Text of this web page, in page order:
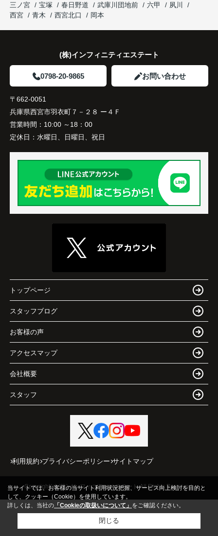
三ノ宮
宝塚 春日野道 武庫川団地前 六甲
夙川
西宮
青木 西宮北口 岡本
(株)インフィニティエステート
0798-20-9865 お問い合わせ
〒662-0051
兵庫県西宮市羽衣町７－２８ ー４Ｆ
営業時間： 10:00 ～18：00
定休日： 水曜日、日曜日、祝日
トップページ
スタッフブログ
お客様の声
アクセスマップ
会社概要
スタッフ
利用規約 プライバシーポリシー サイトマップ
Copyright(c) (株)インフィニティエステート All Rights Reserved.
当サイトでは、お客様の当サイト利用状況把握、サービス向上検討を目的と
して、クッキー（Cookie）を使用しています。
詳しくは、当社の 「Cookieの取扱いについて」 をご確認ください。
閉じる